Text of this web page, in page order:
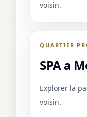
voisin.
QUARTIER
SPA a
Explorer la
voisin.